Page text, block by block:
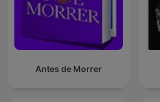
Antes de Morrer